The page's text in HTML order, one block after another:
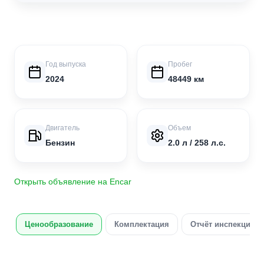
Год выпуска
2024
Пробег
48449 км
Двигатель
Бензин
Объем
2.0 л / 258 л.с.
Открыть объявление на Encar
Ценообразование Комплектация Отчёт инспекции